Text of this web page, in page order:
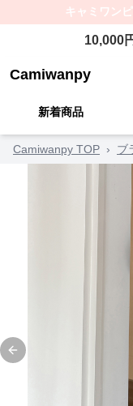
キャミワン
10,000
Camiwanpy
新着商品
Camiwanpy TOP › ブ
Previous slide